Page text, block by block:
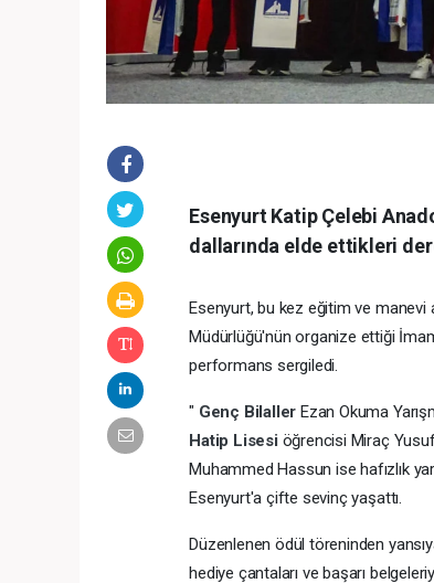
Esenyurt Katip Çelebi
dallarında elde ettikleri
Esenyurt, bu kez eğitim ve manevi
Müdürlüğü'nün organize ettiği
performans sergiledi.
" Genç BilallerEzan Okuma
Hatip Lisesi öğrencisi Miraç Yusuf
Muhammed Hassun ise hafızlık
Esenyurt'a çifte sevinç yaşattı.
Düzenlenen ödül töreninden
hediye çantaları ve başarı